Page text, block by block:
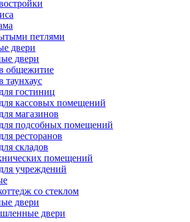
петлями
двери
двери
общежитие
таунхаус
гостиниц
кассовых помещений
магазинов
подсобных помещений
ресторанов
складов
помещений
учреждений
со стеклом
двери
двери